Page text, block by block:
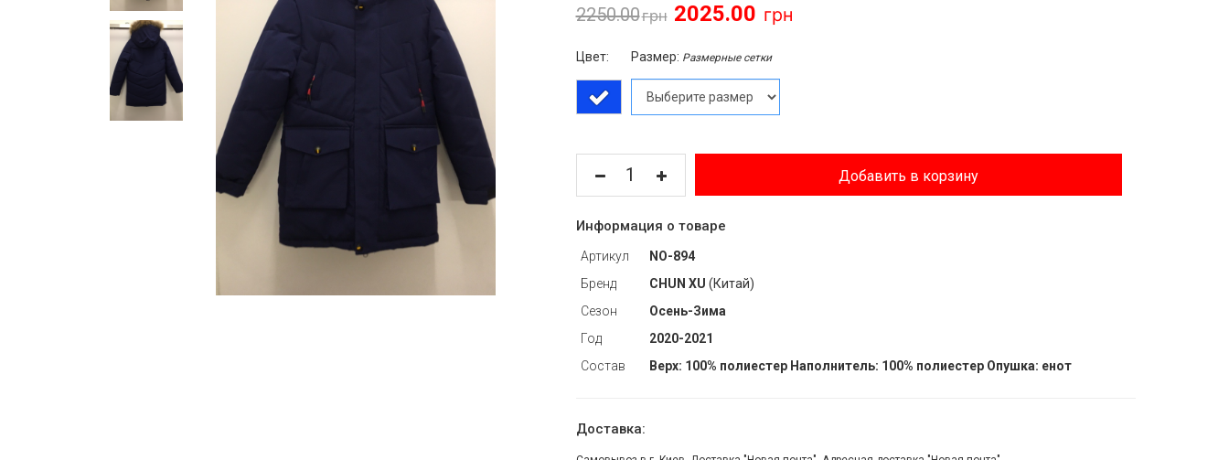
2250.00 2025.00
Цвет: Размер: Размерные сетки
Добавить в корзину
Информация о товаре
Артикул
NO-894
Бренд
CHUN XU (Китай)
Сезон
Осень-Зима
Год
2020-2021
Состав
Верх: 100% полиестер Наполнитель: 100% полиестер Опушка: енот
Доставка: